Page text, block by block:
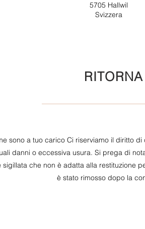
5705 Hallwil
Svizzera
RITORNA
sono a tuo carico Ci riserviamo il diritto
danni o eccessiva usura. Si prega di
che non è adatta alla restituzione
è stato rimosso dopo la